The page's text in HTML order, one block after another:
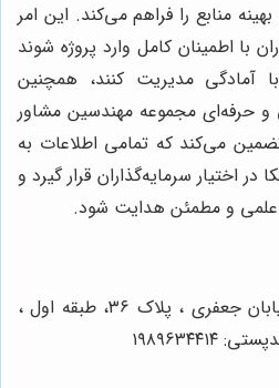
منابع را فراهم می‌کند. این امر
با اطمینان کامل وارد پروژه شوند
آمادگی مدیریت کنند، همچنین
حرفه‌ای مجموعه مهندسین مشاور
می‌کند که تمامی اطلاعات به
اختیار سرمایه‌گذاران قرار گیرد و
علمی و مطمئن هدایت شود.
تهران ، میدان تجریش ، خیابان جعفری ، پلاک ۳۶، طبقه اول ،